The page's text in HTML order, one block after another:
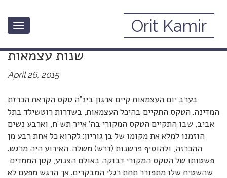
Toggle
Orit Kamir
שנות עצמאות
April 26, 2015
בערב יום העצמאות קיים ארגון בינ”ה טקס הקראת הכרזת
המדינה. הטקס התקיים בהיכל העצמאות, בשדרות רוטשילד בתל
אביב, שבו התקיים הטקס המקורי בה’ אייר תש”ח, וארבע נשים
הוזמנו למלא את מקומו של בן גוריון: לקרוא כל אחת רבע מן
ההכרזה, ולהוסיף פרשנות (דרש) משלה. האירוע היה מרגש.
פשטותו של הטקס המקורי דבוקה באולם הצנוע, קטן הממדים,
שהשטיח שלו מתפורר תחת רגלי המבקרים. אך הרגש מפעם לא